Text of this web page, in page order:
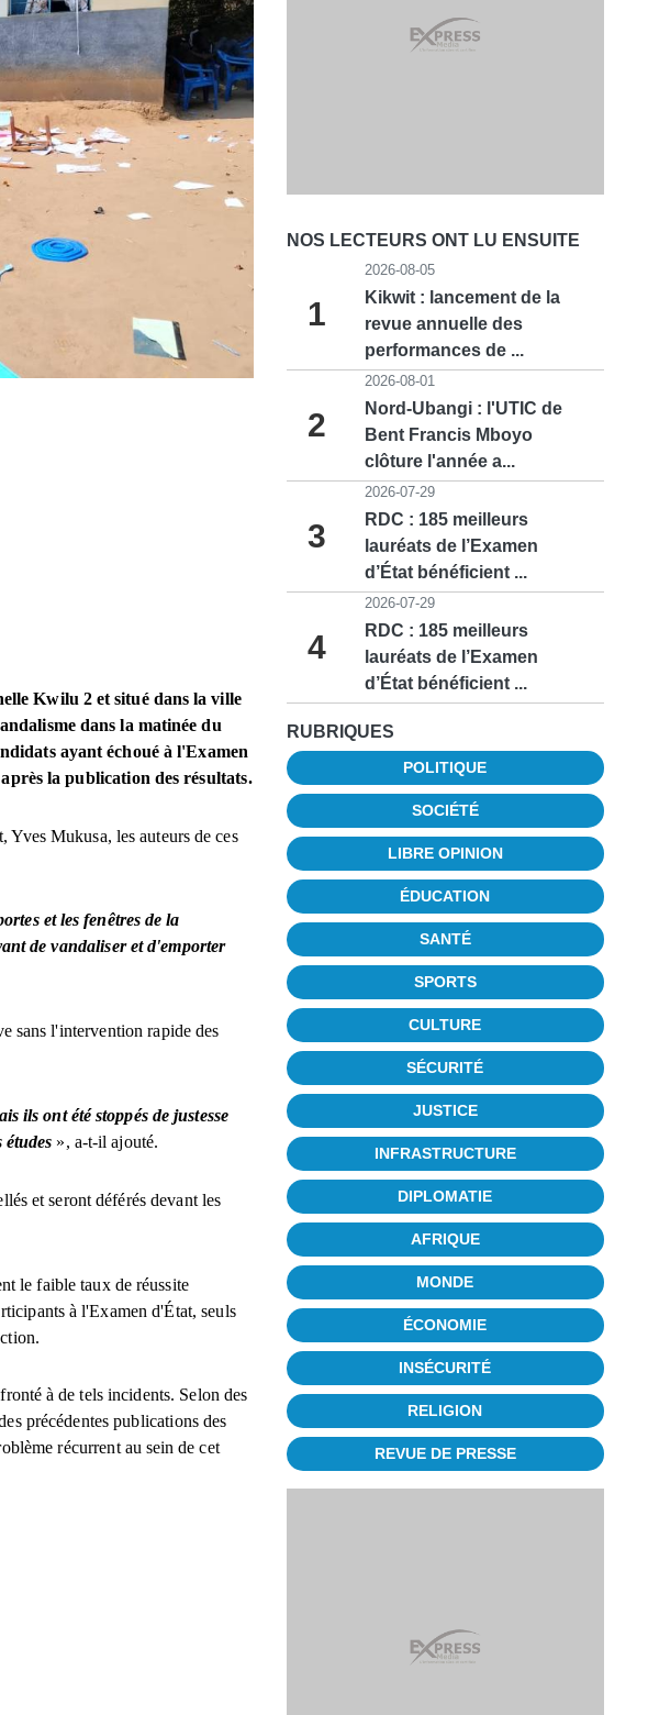
Kwilu 2 et situé dans la ville
dans la matinée du
ayant échoué à l'Examen
la publication des résultats.
Yves Mukusa, les auteurs de ces
et les fenêtres de la
de vandaliser et d'emporter
sans l'intervention rapide des
ils ont été stoppés de justesse
», a-t-il ajouté.
et seront déférés devant les
le faible taux de réussite
à l'Examen d'État, seuls
à de tels incidents. Selon des
précédentes publications des
récurrent au sein de cet
NOS LECTEURS ONT LU ENSUITE
1
2026-08-05
Kikwit : lancement de la
revue annuelle des
performances de ...
2
2026-08-01
Nord-Ubangi : l'UTIC de
Bent Francis Mboyo
clôture l'année a...
3
2026-07-29
RDC : 185 meilleurs
lauréats de l’Examen
d’État bénéficient ...
4
2026-07-29
RDC : 185 meilleurs
lauréats de l’Examen
d’État bénéficient ...
RUBRIQUES
POLITIQUE
SOCIÉTÉ
LIBRE OPINION
ÉDUCATION
SANTÉ
SPORTS
CULTURE
SÉCURITÉ
JUSTICE
INFRASTRUCTURE
DIPLOMATIE
AFRIQUE
MONDE
ÉCONOMIE
INSÉCURITÉ
RELIGION
REVUE DE PRESSE